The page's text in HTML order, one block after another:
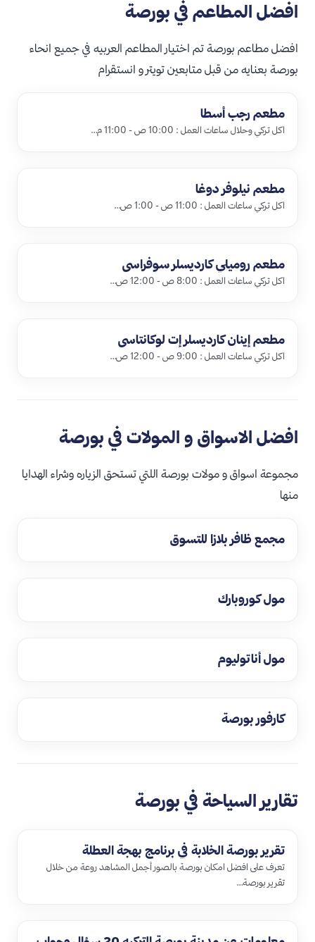
افضل المطاعم في بورصة
افضل مطاعم بورصة تم اختيار المطاعم العربيه في جميع انحاء
بورصة بعنايه من قبل متابعين تويتر و انستقرام
مطعم رجب أسطا
اكل تركي وحلال ساعات العمل : 10:00 ص - 11:00 م…
مطعم نيلوفر دوغا
اكل تركي ساعات العمل : 11:00 ص - 1:00 ص…
مطعم روميلي كارديسلر سوفراسي
اكل تركي ساعات العمل : 8:00 ص - 12:00 ص…
مطعم إينان كارديسلر إت لوكانتاسي
اكل تركي ساعات العمل : 9:00 ص - 12:00 ص…
افضل الاسواق و المولات في بورصة
مجموعة اسواق و مولات بورصة اللتي تستحق الزياره وشراء الهدايا
منها
مجمع ظافر بلازا للتسوق
مول كوروبارك
مول أناتوليوم
كارفور بورصة
تقارير السياحة في بورصة
تقرير بورصة الخلابة في برنامج بهجة العطلة
تعرف على افضل امكان بورصة بالصور أجمل المشاهد روعة من خلال
تقرير بورصة…